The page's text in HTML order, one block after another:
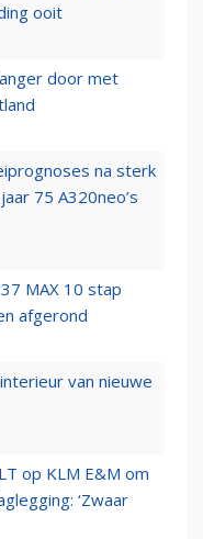
ooit
door met
na sterk
75 A320neo’s
MAX 10 stap
afgerond
van nieuwe
op KLM E&M om
‘Zwaar